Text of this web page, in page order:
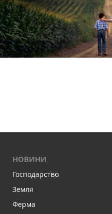
НОВИНИ
Господарство
Земля
Ферма